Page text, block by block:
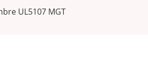
UL5107 MGT